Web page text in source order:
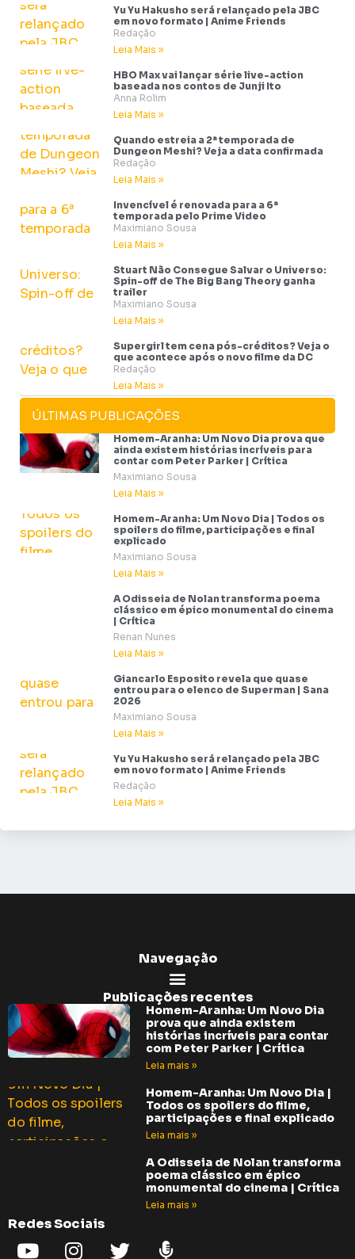
Yu Yu Hakusho será relançado pela JBC
em novo formato | Anime Friends
Redação
Leia Mais »
HBO Max vai lançar série live-action
baseada nos contos de Junji Ito
Anna Rolim
Leia Mais »
Quando estreia a 2ª temporada de
Dungeon Meshi? Veja a data confirmada
Redação
Leia Mais »
Invencível é renovada para a 6ª
temporada pelo Prime Video
Maximiano Sousa
Leia Mais »
Stuart Não Consegue Salvar o Universo:
Spin-off de The Big Bang Theory ganha
trailer
Maximiano Sousa
Leia Mais »
Supergirl tem cena pós-créditos? Veja o
que acontece após o novo filme da DC
Redação
Leia Mais »
ÚLTIMAS PUBLICAÇÕES
Homem-Aranha: Um Novo Dia prova que
ainda existem histórias incríveis para
contar com Peter Parker | Crítica
Maximiano Sousa
Leia Mais »
Homem-Aranha: Um Novo Dia | Todos os
spoilers do filme, participações e final
explicado
Maximiano Sousa
Leia Mais »
A Odisseia de Nolan transforma poema
clássico em épico monumental do cinema
| Crítica
Renan Nunes
Leia Mais »
Giancarlo Esposito revela que quase
entrou para o elenco de Superman | Sana
2026
Maximiano Sousa
Leia Mais »
Yu Yu Hakusho será relançado pela JBC
em novo formato | Anime Friends
Redação
Leia Mais »
Navegação
Publicações recentes
Homem-Aranha: Um Novo Dia
prova que ainda existem
histórias incríveis para contar
com Peter Parker | Crítica
Leia mais »
Homem-Aranha: Um Novo Dia |
Todos os spoilers do filme,
participações e final explicado
Leia mais »
A Odisseia de Nolan transforma
poema clássico em épico
monumental do cinema | Crítica
Leia mais »
Redes Sociais